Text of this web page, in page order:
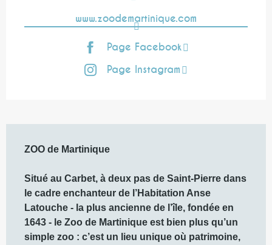
www.zoodemartinique.com
Page Facebook
Page Instagram
ZOO de Martinique
Situé au Carbet, à deux pas de Saint-Pierre dans
le cadre enchanteur de l’Habitation Anse
Latouche - la plus ancienne de l’île, fondée en
1643 - le Zoo de Martinique est bien plus qu’un
simple zoo : c’est un lieu unique où patrimoine,